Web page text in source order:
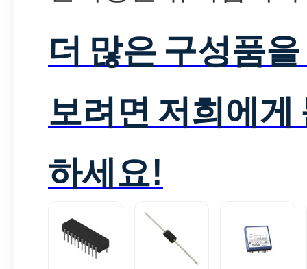
더 많은 구성품
보려면 저희에게
하세요!